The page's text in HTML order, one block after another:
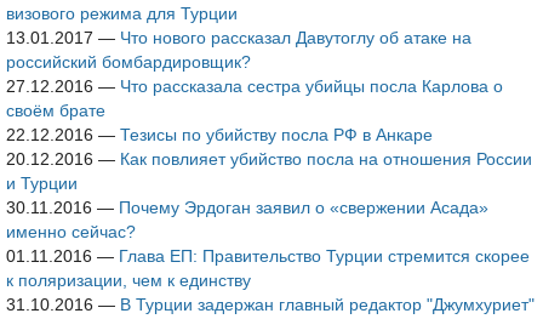
визового режима для Турции
13.01.2017 — Что нового рассказал Давутоглу об атаке на
российский бомбардировщик?
27.12.2016 — Что рассказала сестра убийцы посла Карлова о
своём брате
22.12.2016 — Тезисы по убийству посла РФ в Анкаре
20.12.2016 — Как повлияет убийство посла на отношения России
и Турции
30.11.2016 — Почему Эрдоган заявил о «свержении Асада»
именно сейчас?
01.11.2016 — Глава ЕП: Правительство Турции стремится скорее
к поляризации, чем к единству
31.10.2016 — В Турции задержан главный редактор "Джумхуриет"